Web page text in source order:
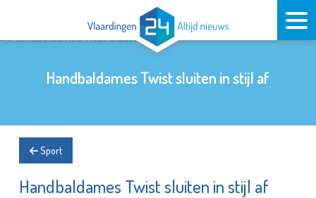
Handbaldames Twist sluiten in stijl af
Sport
Handbaldames Twist sluiten in stijl af